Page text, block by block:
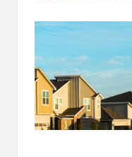
dengan
cepat,
lebih
mudah,
lebih